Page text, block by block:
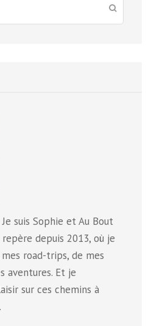
suis Sophie et Au Bout
depuis 2013, où je
road-trips, de mes
aventures. Et je
sur ces chemins à